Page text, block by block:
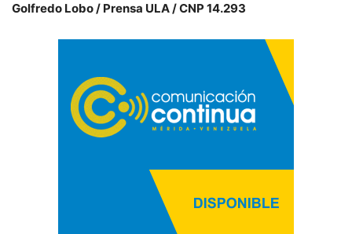
Golfredo Lobo / Prensa ULA / CNP 14.293